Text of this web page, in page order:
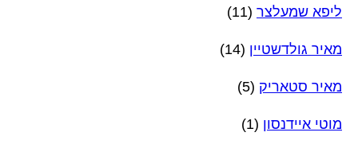
ליפא שמעלצר (11)
מאיר גולדשטיין (14)
מאיר סטאריק (5)
מוטי איידנסון (1)